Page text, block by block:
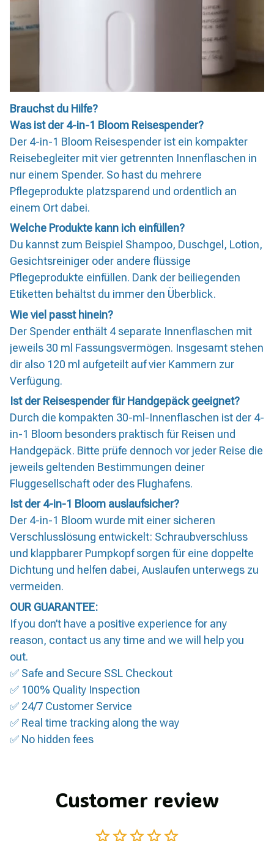
Brauchst du Hilfe?
Was ist der 4-in-1 Bloom Reisespender?
Der 4-in-1 Bloom Reisespender ist ein kompakter
Reisebegleiter mit vier getrennten Innenflaschen in
nur einem Spender. So hast du mehrere
Pflegeprodukte platzsparend und ordentlich an
einem Ort dabei.
Welche Produkte kann ich einfüllen?
Du kannst zum Beispiel Shampoo, Duschgel, Lotion,
Gesichtsreiniger oder andere flüssige
Pflegeprodukte einfüllen. Dank der beiliegenden
Etiketten behältst du immer den Überblick.
Wie viel passt hinein?
Der Spender enthält 4 separate Innenflaschen mit
jeweils 30 ml Fassungsvermögen. Insgesamt stehen
dir also 120 ml aufgeteilt auf vier Kammern zur
Verfügung.
Ist der Reisespender für Handgepäck geeignet?
Durch die kompakten 30-ml-Innenflaschen ist der 4-
in-1 Bloom besonders praktisch für Reisen und
Handgepäck. Bitte prüfe dennoch vor jeder Reise die
jeweils geltenden Bestimmungen deiner
Fluggesellschaft oder des Flughafens.
Ist der 4-in-1 Bloom auslaufsicher?
Der 4-in-1 Bloom wurde mit einer sicheren
Verschlusslösung entwickelt: Schraubverschluss
und klappbarer Pumpkopf sorgen für eine doppelte
Dichtung und helfen dabei, Auslaufen unterwegs zu
vermeiden.
OUR GUARANTEE:
If you don’t have a positive experience for any
reason, contact us any time and we will help you
out.
✅ Safe and Secure SSL Checkout
✅ 100% Quality Inspection
✅ 24/7 Customer Service
✅ Real time tracking along the way
✅ No hidden fees
Customer review